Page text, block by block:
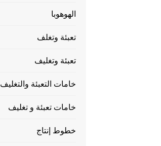
الهوهوبا
تعبئة وتغلف
تعبئة وتغليف
خامات التعبئة والتغليف
خامات تعبئة و تغليف
خطوط إنتاج